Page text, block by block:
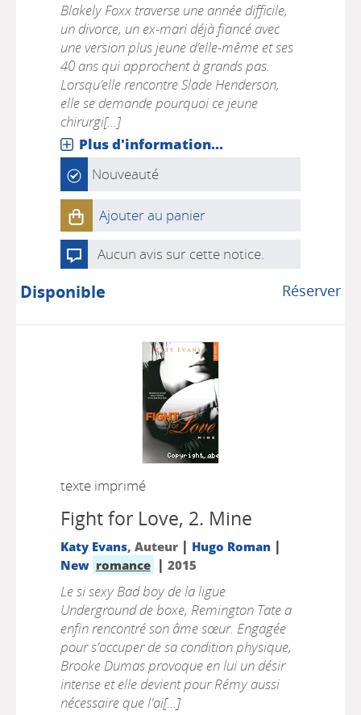
Blakely Foxx traverse une année difficile,
un divorce, un ex-mari déjà fiancé avec
une version plus jeune d’elle-même et ses
40 ans qui approchent à grands pas.
Lorsqu’elle rencontre Slade Henderson,
elle se demande pourquoi ce jeune
chirurgi[...]
Plus d'information...
Nouveauté
Ajouter au panier
Aucun avis sur cette notice.
Réserver
Disponible
texte imprimé
Fight for Love, 2. Mine
Katy Evans, Auteur | Hugo Roman |
New romance | 2015
Le si sexy Bad boy de la ligue
Underground de boxe, Remington Tate a
enfin rencontré son âme sœur. Engagée
pour s'occuper de sa condition physique,
Brooke Dumas provoque en lui un désir
intense et elle devient pour Rémy aussi
nécessaire que l'ai[...]